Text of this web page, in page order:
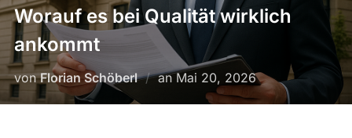
Worauf es bei Qualität wirklich
ankommt
vonFlorian Schöberl anVeröffentlicht
Mai 20, 2026